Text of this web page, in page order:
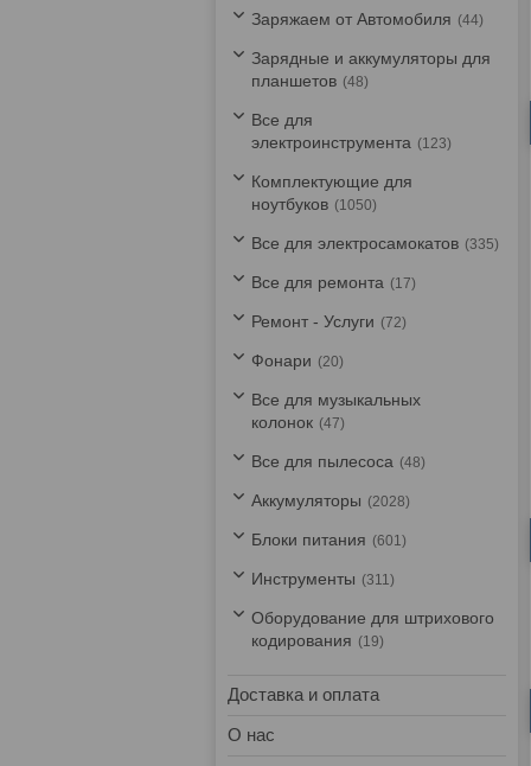
Заряжаем от Автомобиля 44
Зарядные и аккумуляторы для
планшетов
48
Все для
электроинструмента
123
Комплектующие для
ноутбуков
1050
Все для электросамокатов 335
Все для ремонта 17
Ремонт - Услуги 72
Фонари 20
Все для музыкальных
колонок
47
Все для пылесоса 48
Аккумуляторы 2028
Блоки питания 601
Инструменты 311
Оборудование для штрихового
кодирования
19
Доставка и оплата
О нас